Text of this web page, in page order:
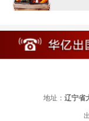
地址： 辽宁省